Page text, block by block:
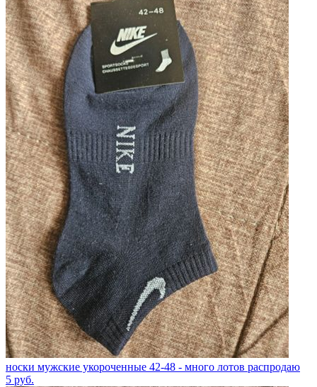
носки мужские укороченные 42-48 - много лотов распродаю
5 руб.